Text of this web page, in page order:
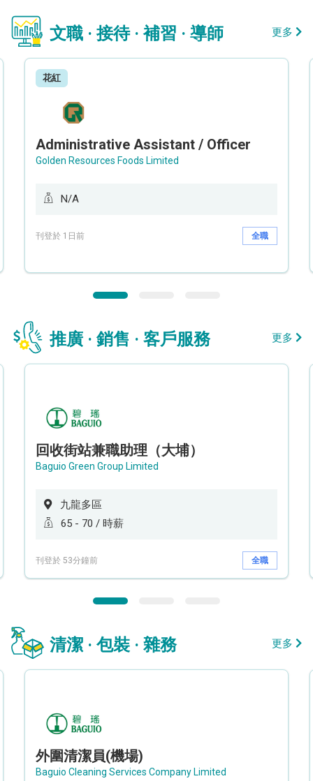
文職 · 接待 · 補習 · 導師 更多
花紅
Administrative Assistant / Officer
Golden Resources Foods Limited
N/A
刊登於 1日前 全職
推廣 · 銷售 · 客戶服務 更多
回收街站兼職助理（大埔）
Baguio Green Group Limited
九龍多區
65 - 70 / 時薪
刊登於 53分鐘前 全職
清潔 · 包裝 · 雜務 更多
外圍清潔員(機場)
Baguio Cleaning Services Company Limited